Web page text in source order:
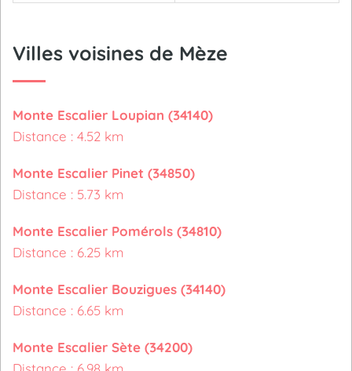
Villes voisines de Mèze
Monte Escalier Loupian (34140)
Distance : 4.52 km
Monte Escalier Pinet (34850)
Distance : 5.73 km
Monte Escalier Pomérols (34810)
Distance : 6.25 km
Monte Escalier Bouzigues (34140)
Distance : 6.65 km
Monte Escalier Sète (34200)